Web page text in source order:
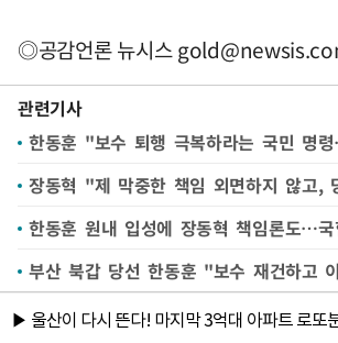
◎공감언론 뉴시스
관련기사